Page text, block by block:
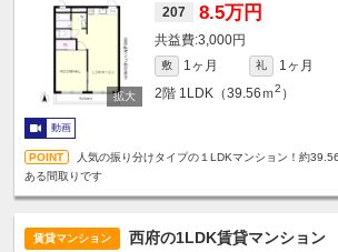
207 8.5万円
3,000円
敷 1ヶ月 礼
1ヶ月
2階 1LDK（39.56ｍ2 ）
動画
人気の振り分けタイプの１LDKマンション！約
ある間取りです
賃貸マンション 西府の1LDK賃貸マンション